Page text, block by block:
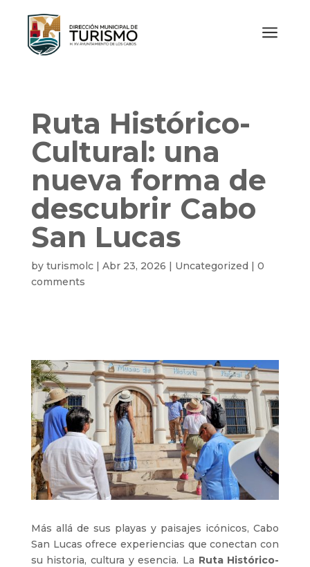
a
Ruta Histórico-
Cultural: una
nueva forma de
descubrir Cabo
San Lucas
by turismolc| Abr 23, 2026 | Uncategorized | 0
comments
Más allá de sus playas y paisajes icónicos,Cabo
San Lucas ofrece experiencias que conectan con
su historia, cultura y esencia. La Ruta Histórico-